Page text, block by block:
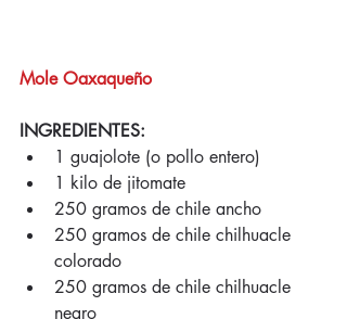
Mole Oaxaqueño
INGREDIENTES:
1 guajolote (o pollo entero)
1 kilo de jitomate
250 gramos de chile ancho
250 gramos de chile chilhuacle
colorado
250 gramos de chile chilhuacle
negro